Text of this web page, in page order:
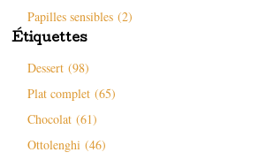
Papilles sensibles (2)
Étiquettes
Dessert (98)
Plat complet (65)
Chocolat (61)
Ottolenghi (46)